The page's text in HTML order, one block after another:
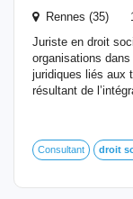
Rennes (35)
Juriste en droit
organisations
juridiques liés aux
résultant de
Consultant droit